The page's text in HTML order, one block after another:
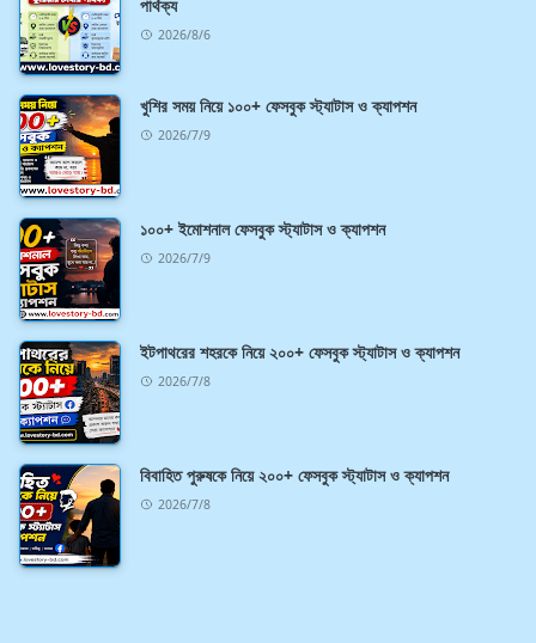
পার্থক্য
2026/8/6
খুশির সময় নিয়ে ১০০+ ফেসবুক স্ট্যাটাস ও ক্যাপশন
2026/7/9
১০০+ ইমোশনাল ফেসবুক স্ট্যাটাস ও ক্যাপশন
2026/7/9
ইটপাথরের শহরকে নিয়ে ২০০+ ফেসবুক স্ট্যাটাস ও ক্যাপশন
2026/7/8
বিবাহিত পুরুষকে নিয়ে ২০০+ ফেসবুক স্ট্যাটাস ও ক্যাপশন
2026/7/8